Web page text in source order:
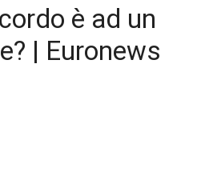
si calcola? A cosa serve? |
è ad un
| Euronews